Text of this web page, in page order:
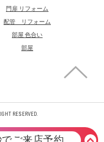
門扉 リフォーム
配管 リフォーム
部屋 色合い
部屋
RESERVED.